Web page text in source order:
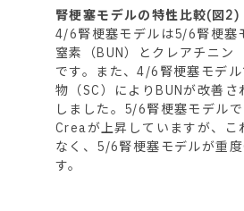
腎梗塞モデルの特性比較(図2)
4/6腎梗塞モデルは5/6腎梗塞
窒素（BUN）とクレアチニン
です。また、4/6腎梗塞モデ
物（SC）によりBUNが改善
しました。5/6腎梗塞モデル
Creaが上昇していますが、こ
なく、5/6腎梗塞モデルが重
す。